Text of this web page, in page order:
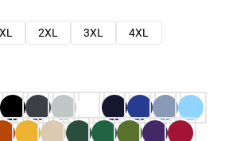
XL 2XL 3XL
4XL